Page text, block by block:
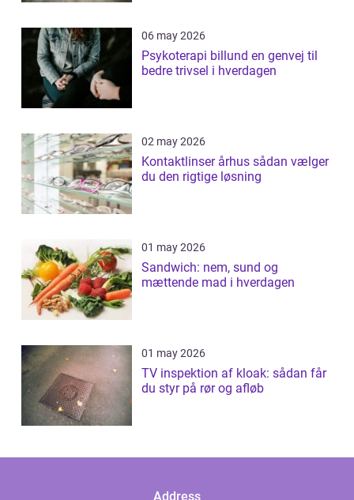
06 may 2026
Psykoterapi billund en genvej til
bedre trivsel i hverdagen
02 may 2026
Kontaktlinser århus sådan vælger
du den rigtige løsning
01 may 2026
Sandwich: nem, sund og
mættende mad i hverdagen
01 may 2026
TV inspektion af kloak: sådan får
du styr på rør og afløb
Address